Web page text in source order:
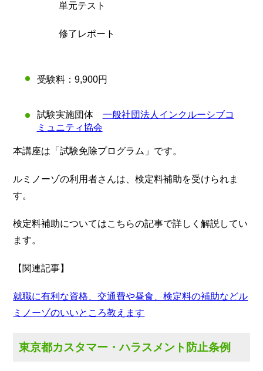
単元テスト
修了レポート
受験料：9,900円
試験実施団体 一般社団法人インクルーシブコ
ミュニティ協会
本講座は「試験免除プログラム」です。
ルミノーゾの利用者さんは、検定料補助を受けられま
す。
検定料補助についてはこちらの記事で詳しく解説してい
ます。
【関連記事】
就職に有利な資格、交通費や昼食、検定料の補助などル
ミノーゾのいいところ教えます
東京都カスタマー・ハラスメント防止条例